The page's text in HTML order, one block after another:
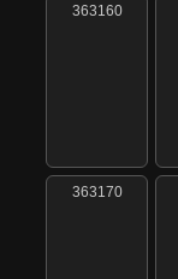
363160
363170